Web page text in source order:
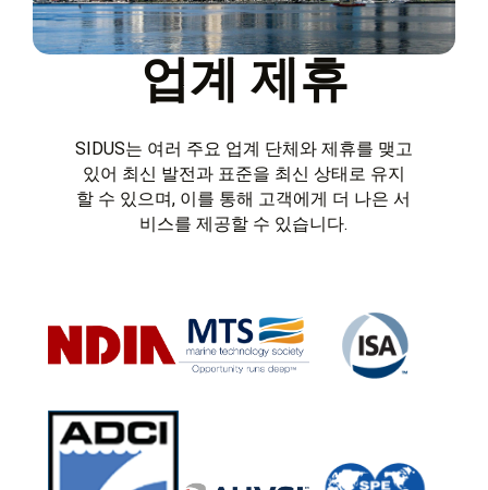
업계 제휴
SIDUS는 여러 주요 업계 단체와 제휴를 맺고
있어 최신 발전과 표준을 최신 상태로 유지
할 수 있으며, 이를 통해 고객에게 더 나은 서
비스를 제공할 수 있습니다.